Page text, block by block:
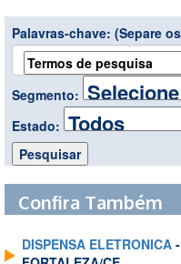
Palavras-chave: (Separe
Segmento:
Estado:
Confira Também
DISPENSA ELETRONICA